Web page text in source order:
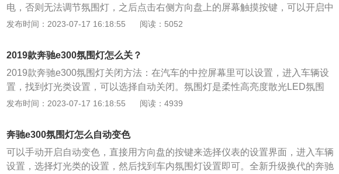
电，否则无法调节氛围灯，之后点击右侧方向盘上的屏幕触摸按键，可以开启中
控液晶显示屏的氛围灯调节功能。奔驰e是奔驰旗下的一款中大型豪华轿车，奔
米。奔驰e一共使用了三款发动机，分别是1.5升涡轮增压发动机、低功率版2.0升
涡轮增压发动机、高功率版2.0升涡轮增压发动机。
发布时间：2023-07-17 16:18:55 阅读：5052
2019款奔驰e300氛围灯怎么关？
2019款奔驰e300氛围灯关闭方法：在汽车的中控屏幕里可以设置，进入车辆设
置，找到灯光类设置，可以选择自动关闭。氛围灯是柔性高亮度散光LED氛围
灯，在理论上也属于一种照明灯。汽车上使用的氛围灯主要使用的是LED材料，
光。奔驰e300是奔驰的一款中端车，长4872mm、宽1854mm、高1454mm，轴
距2874mm。该车搭载3.0升V6的发动机，最大输出功率是170千瓦，最大扭矩30
0nm。
发布时间：2023-07-17 16:18:55 阅读：4939
奔驰e300氛围灯怎么自动变色
可以手动开启自动变色，直接用方向盘的按键来选择仪表的设置界面，进入车辆
设置，选择灯光类的设置，然后找到车内氛围灯设置即可。全新升级换代的奔驰